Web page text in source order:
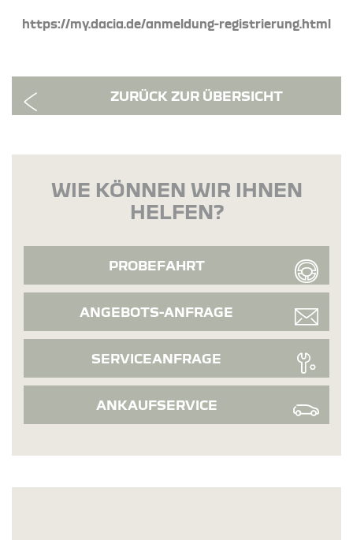
https://my.dacia.de/anmeldung-registrierung.html
ZURÜCK ZUR ÜBERSICHT
WIE KÖNNEN WIR IHNEN
HELFEN?
PROBEFAHRT
ANGEBOTS-ANFRAGE
SERVICEANFRAGE
ANKAUFSERVICE